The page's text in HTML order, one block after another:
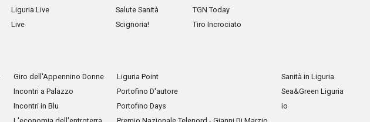
Liguria Live
Live
Salute Sanità
Scignoria!
TGN Today
Tiro Incrociato
Giro dell'Appennino Donne
Incontri a Palazzo
Incontri in Blu
Liguria Point
Portofino D'autore
Portofino Days
Sanità in Liguria
Sea&Green Liguria
io